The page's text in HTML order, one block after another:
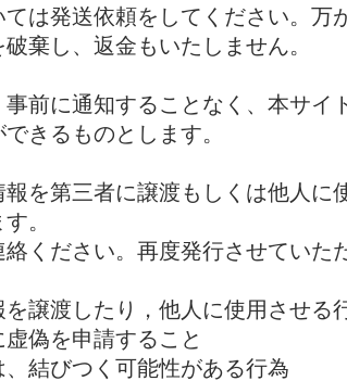
は発送依頼をしてください。万
棄し、返金もいたしません。
前に通知することなく、本サイ
きるものとします。
を第三者に譲渡もしくは他人に
。
ください。再度発行させていた
譲渡したり，他人に使用させる
偽を申請すること
結びつく可能性がある行為